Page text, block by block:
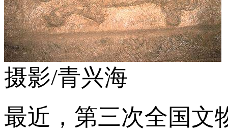
摄影/青兴海
最近，第三次全国文